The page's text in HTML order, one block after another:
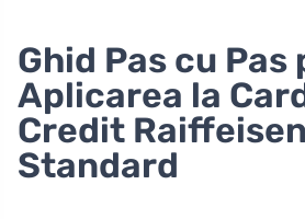
Ghid Pas cu
Aplicarea la
Credit
Standard